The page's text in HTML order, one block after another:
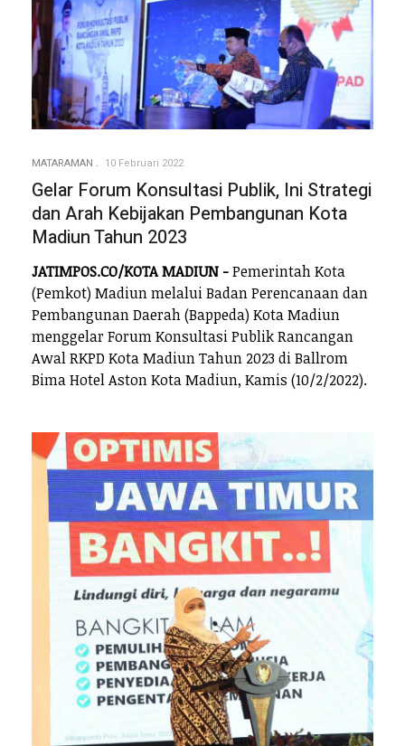
MATARAMAN 10 Februari 2022
Gelar Forum Konsultasi Publik, Ini Strategi
dan Arah Kebijakan Pembangunan Kota
Madiun Tahun 2023
JATIMPOS.CO/KOTA MADIUN -Pemerintah Kota
(Pemkot) Madiun melalui Badan Perencanaan dan
Pembangunan Daerah (Bappeda) Kota Madiun
menggelar Forum Konsultasi Publik Rancangan
Awal RKPD Kota Madiun Tahun 2023 di Ballrom
Bima Hotel Aston Kota Madiun, Kamis (10/2/2022).